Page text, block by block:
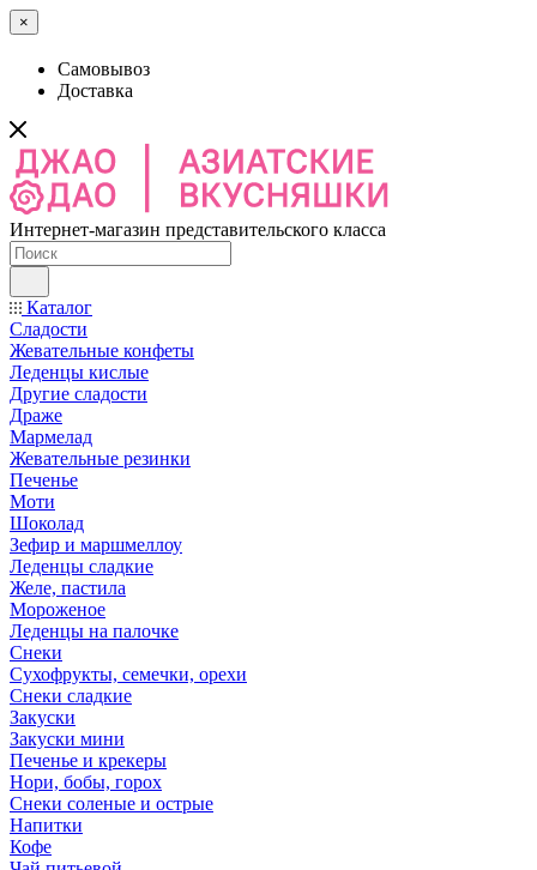
×
Самовывоз
Доставка
Интернет-магазин представительского класса
Каталог
Сладости
Жевательные конфеты
Леденцы кислые
Другие сладости
Драже
Мармелад
Жевательные резинки
Печенье
Моти
Шоколад
Зефир и маршмеллоу
Леденцы сладкие
Желе, пастила
Мороженое
Леденцы на палочке
Снеки
Сухофрукты, семечки, орехи
Снеки сладкие
Закуски
Закуски мини
Печенье и крекеры
Нори, бобы, горох
Снеки соленые и острые
Напитки
Кофе